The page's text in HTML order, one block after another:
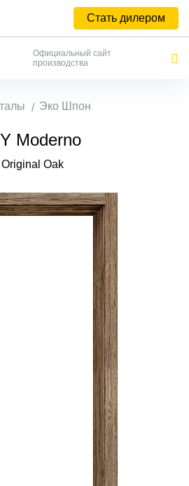
Стать дилером
Официальный сайт
производства
Эко Шпон
Moderno
Original Oak